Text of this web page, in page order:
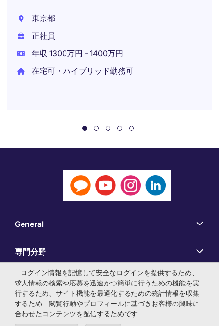
東京都
正社員
年収 1300万円 - 1400万円
在宅可・ハイブリッド勤務可
General
専門分野
アプリ
Employer Centre
ログイン情報を記憶して安全なログインを提供するため、
求人情報の検索や応募を迅速かつ簡単に行うための機能を実
行するため、サイト機能を最適化するための統計情報を収集
するため、閲覧行動やプロフィールに基づきお客様の興味に
合わせたコンテンツを配信するためです